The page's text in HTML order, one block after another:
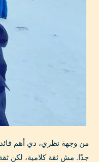
من وجهة نظري، دي أهم
جدًا. مش ثقة كلامية، لكن